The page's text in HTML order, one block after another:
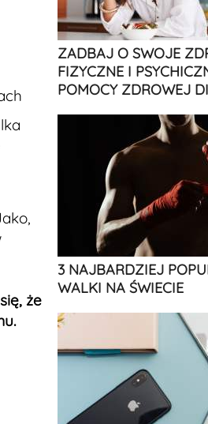
że
ZADBAJ O SWOJE
FIZYCZNE I
POMOCY ZDROWEJ
3 NAJBARDZIEJ
WALKI NA ŚWIECIE